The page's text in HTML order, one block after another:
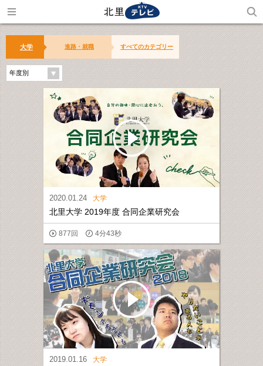
大学 進路・就職 すべてのカテゴリー
年度別
2020.01.24 大学
北里大学 2019年度 合同企業研究会
877回 4分43秒
2019.01.16 大学